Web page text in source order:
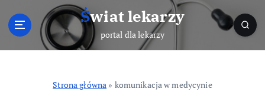
Świat lekarzy
portal dla lekarzy
Strona główna » komunikacja w medycynie